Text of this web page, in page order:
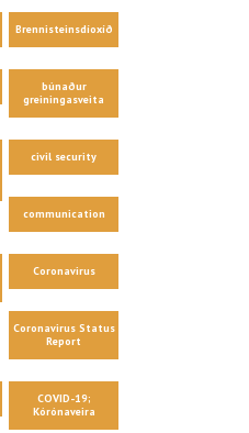
Brennisteinsdíoxíð
búnaður
greiningasveita
civil security
communication
Coronavirus
Coronavirus Status
Report
COVID-19;
Kórónaveira